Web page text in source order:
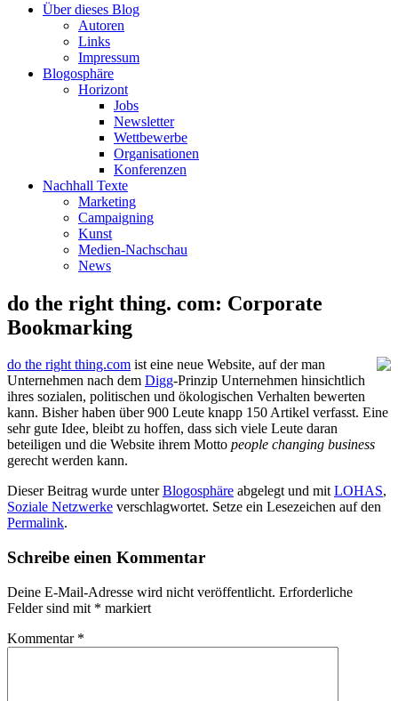
Über dieses Blog
Autoren
Links
Impressum
Blogosphäre
Horizont
Jobs
Newsletter
Wettbewerbe
Organisationen
Konferenzen
Nachhall Texte
Marketing
Campaigning
Kunst
Medien-Nachschau
News
do the right thing. com: Corporate
Bookmarking
do the right thing.com ist eine neue Website, auf der man
Unternehmen nach dem Digg-Prinzip Unternehmen hinsichtlich
ihres sozialen, politischen und ökologischen Verhalten bewerten
kann. Bisher haben über 900 Leute knapp 150 Artikel verfasst. Eine
sehr gute Idee, bleibt zu hoffen, dass sich viele Leute daran
beteiligen und die Website ihrem Motto people changing business
gerecht werden kann.
Dieser Beitrag wurde unterBlogosphäre abgelegt und mitLOHAS,
Soziale Netzwerke verschlagwortet. Setze ein Lesezeichen auf den
Permalink.
Schreibe einen Kommentar
Deine E-Mail-Adresse wird nicht veröffentlicht. Erforderliche
Felder sind mit * markiert
Kommentar *